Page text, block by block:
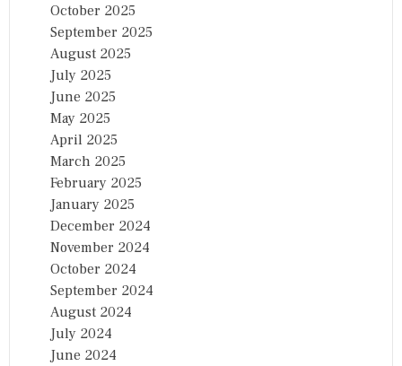
October 2025
September 2025
August 2025
July 2025
June 2025
May 2025
April 2025
March 2025
February 2025
January 2025
December 2024
November 2024
October 2024
September 2024
August 2024
July 2024
June 2024